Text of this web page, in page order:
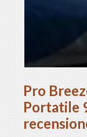
Pro
Portatile